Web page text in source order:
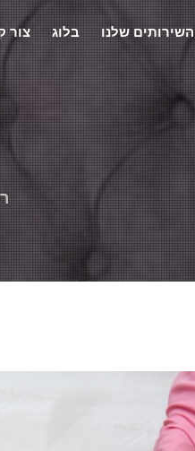
השירותים שלנו בלוג צור